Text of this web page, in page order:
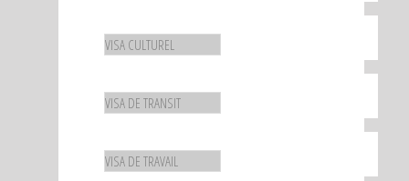
VISA CULTUREL
VISA DE TRANSIT
VISA DE TRAVAIL